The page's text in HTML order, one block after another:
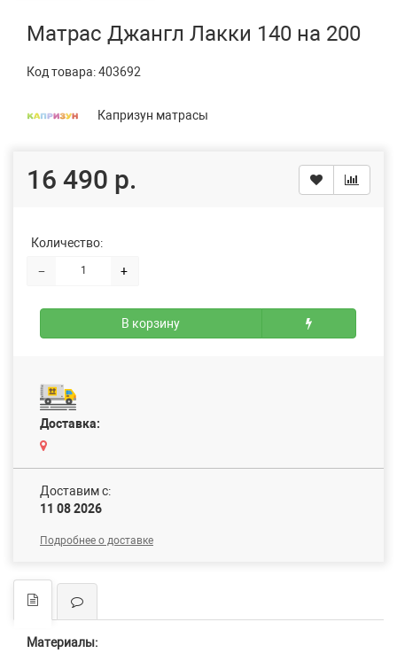
Матрас Джангл Лакки 140 на 200
Код товара:403692
Капризун матрасы
16 490 р.
Количество:
−
+
В корзину
Доставка:
Доставим c:
11 08 2026
Подробнее о доставке
Материалы: